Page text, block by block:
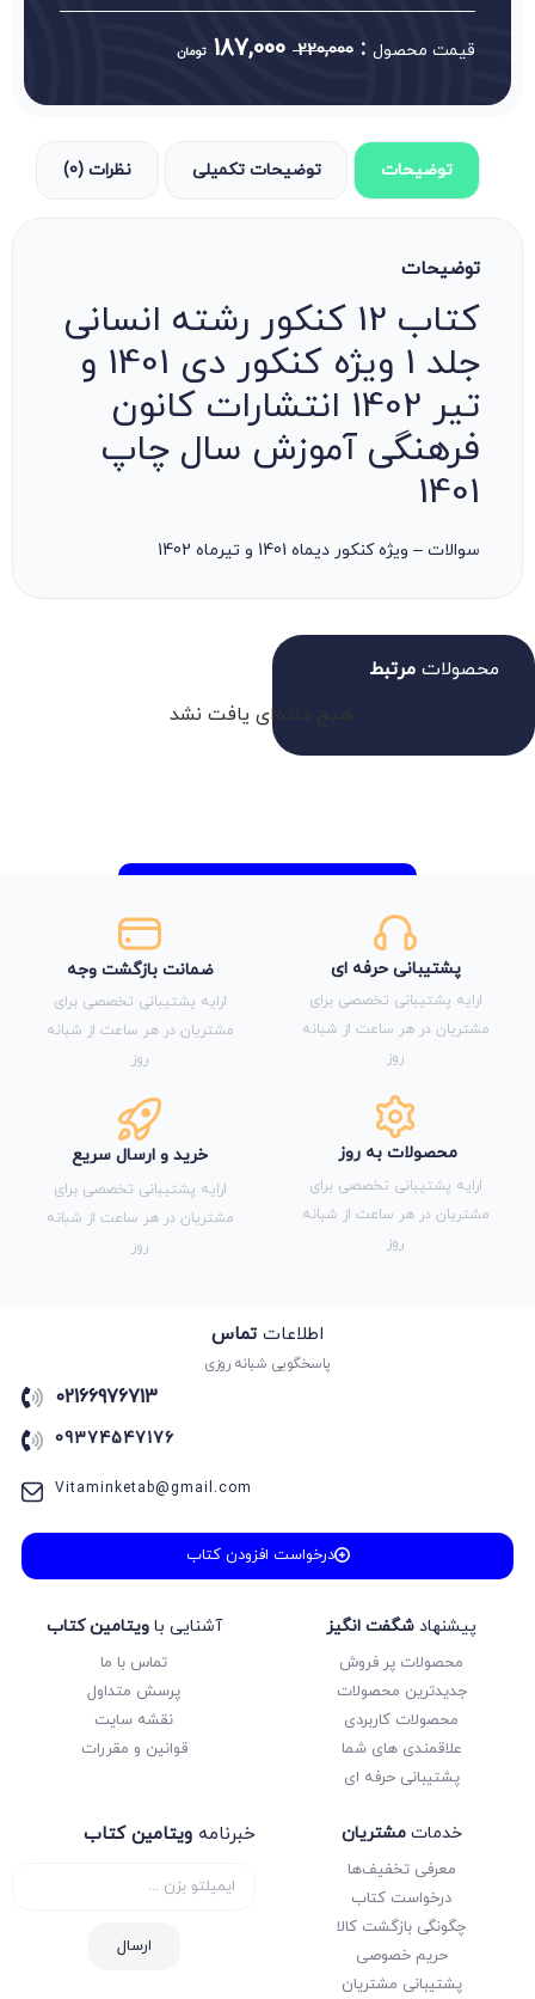
قیمت محصول :
220,000
187,000 تومان
توضیحات توضیحات تکمیلی نظرات (0)
توضیحات
کتاب 12 کنکور رشته انسانی
جلد 1 ویژه کنکور دی 1401 و
تیر 1402 انتشارات کانون
فرهنگی آموزش سال چاپ
1401
سوالات – ویژه کنکور دیماه 1401 و تیرماه 1402
محصولات مرتبط
هیچ داده‌ای یافت نشد
پشتیبانی حرفه ای
ارایه پشتیبانی تخصصی برای
مشتریان در هر ساعت از شبانه
روز
ضمانت بازگشت وجه
ارایه پشتیبانی تخصصی برای
مشتریان در هر ساعت از شبانه
روز
محصولات به روز
ارایه پشتیبانی تخصصی برای
مشتریان در هر ساعت از شبانه
روز
خرید و ارسال سریع
ارایه پشتیبانی تخصصی برای
مشتریان در هر ساعت از شبانه
روز
پیشنهاد شگفت انگیز
محصولات پر فروش
جدیدترین محصولات
محصولات کاربردی
علاقمندی های شما
پشتیبانی حرفه ای
آشنایی باویتامین کتاب
تماس با ما
پرسش متداول
نقشه سایت
قوانین و مقررات
خدماتمشتریان
معرفی تخفیف‌ها
درخواست کتاب
چگونگی بازگشت کالا
حریم خصوصی
پشتیبانی مشتریان
اطلاعات تماس
پاسخگویی شبانه روزی
02166976713
09374547176
Vitaminketab@gmail.com
درخواست افزودن کتاب
خبرنامه ویتامین کتاب
ارسال